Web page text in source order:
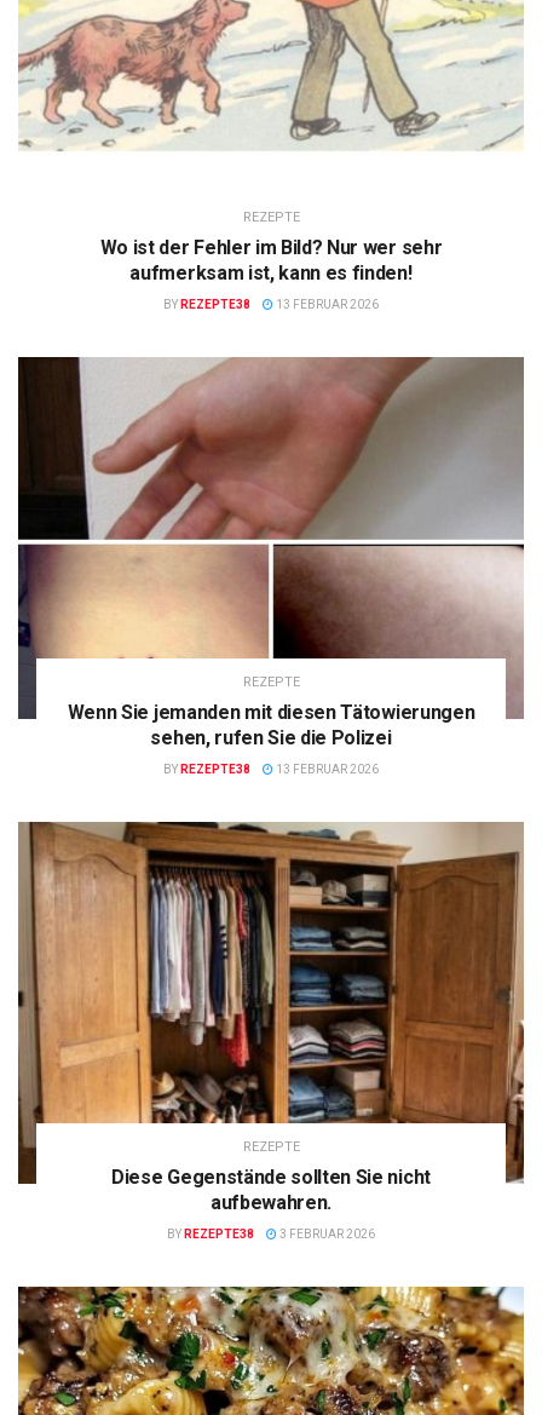
REZEPTE
Wo ist der Fehler im Bild? Nur wer sehr
aufmerksam ist, kann es finden!
BY REZEPTE38 13 FEBRUAR 2026
REZEPTE
Wenn Sie jemanden mit diesen Tätowierungen
sehen, rufen Sie die Polizei
BY REZEPTE38 13 FEBRUAR 2026
REZEPTE
Diese Gegenstände sollten Sie nicht
aufbewahren.
BY REZEPTE38 3 FEBRUAR 2026